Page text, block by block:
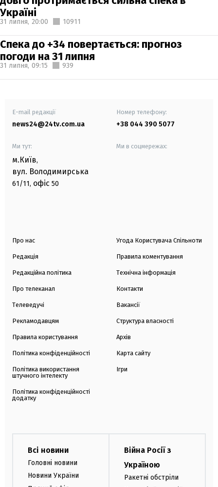
Україні
31 липня, 20:00 10911
Спека до +34 повертається: прогноз
погоди на 31 липня
31 липня, 09:15 939
E-mail редакції
news24@24tv.com.ua
Номер телефону:
+38 044 390 5077
Ми тут:
м.Київ,
вул. Володимирська
61/11, офіс 50
Ми в соцмережах:
Про нас
Редакція
Редакційна політика
Про телеканал
Телеведучі
Рекламодавцям
Правила користування
Політика конфіденційності
Політика використання
штучного інтелекту
Політика конфіденційності
додатку
Угода Користувача Спільноти
Правила коментування
Технічна інформація
Контакти
Вакансії
Структура власності
Архів
Карта сайту
Ігри
Всі новини
Головні новини
Новини України
Війна Росії з
Україною
Ракетні обстріли